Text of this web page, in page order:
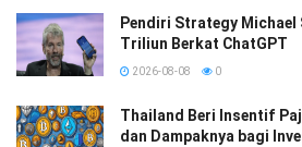
Pendiri Strategy Michael
Triliun Berkat ChatGPT
2026-08-08 0
Thailand Beri Insentif
dan Dampaknya bagi